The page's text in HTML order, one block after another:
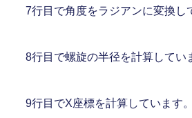
7行目で角度をラジアンに変換
8行目で螺旋の半径を計算してい
9行目でX座標を計算しています。